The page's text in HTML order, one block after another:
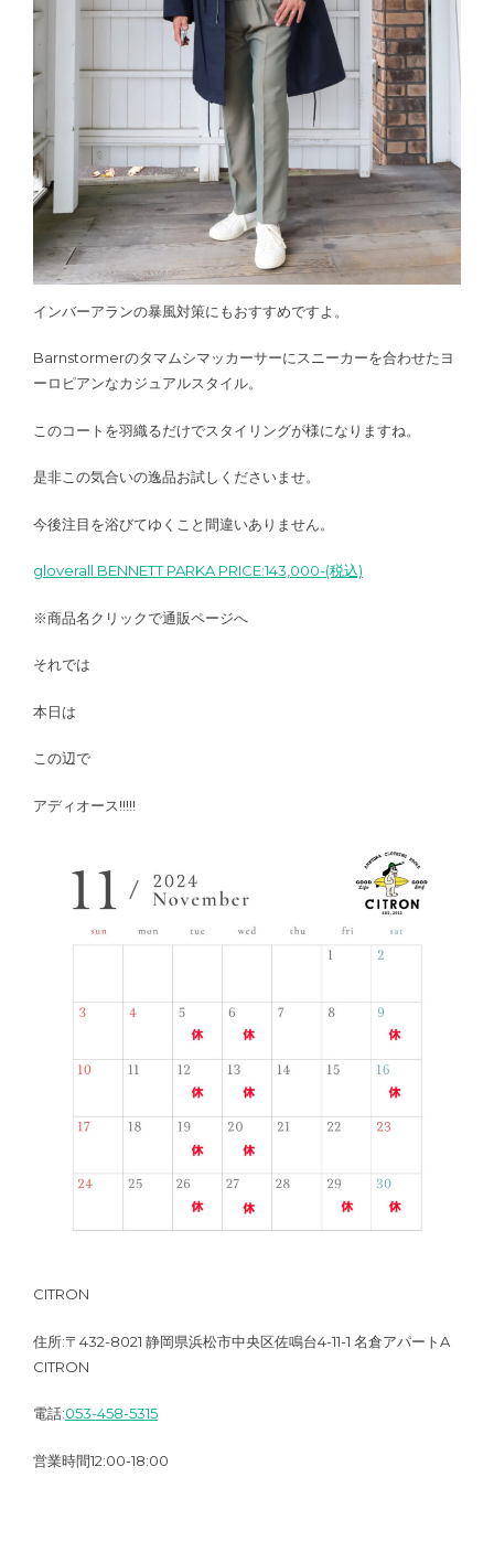
インバーアランの暴風対策にもおすすめですよ。
Barnstormerのタマムシマッカーサーにスニーカーを合わせたヨ
ーロピアンなカジュアルスタイル。
このコートを羽織るだけでスタイリングが様になりますね。
是非この気合いの逸品お試しくださいませ。
今後注目を浴びてゆくこと間違いありません。
gloverall BENNETT PARKA PRICE:143,000-(税込)
※商品名クリックで通販ページへ
それでは
本日は
この辺で
アディオース!!!!!
CITRON
住所:〒432-8021 静岡県浜松市中央区佐鳴台4-11-1 名倉アパートA
CITRON
電話:053-458-5315
営業時間12:00-18:00